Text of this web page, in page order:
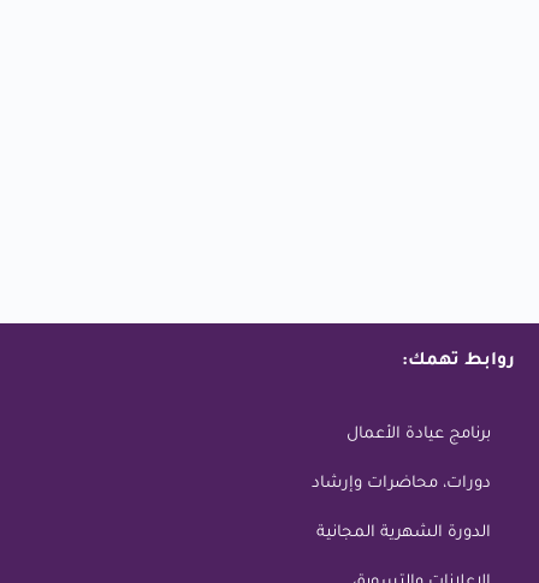
روابط تهمك:
برنامج عيادة الأعمال
دورات، محاضرات وإرشاد
الدورة الشهرية المجانية